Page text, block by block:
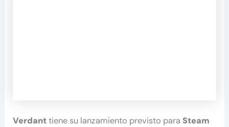
Verdanttiene su lanzamiento previsto para Steam